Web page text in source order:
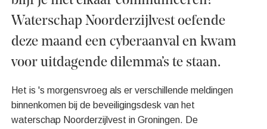
Waterschap Noorderzijlvest oefende
deze maand een cyberaanval en kwam
voor uitdagende dilemma’s te staan.
Het is 's morgensvroeg als er verschillende meldingen
binnenkomen bij de beveiligingsdesk van het
waterschap Noorderzijlvest in Groningen. De